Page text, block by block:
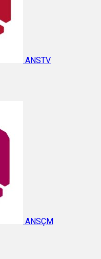
ANSTV
ANSÇM